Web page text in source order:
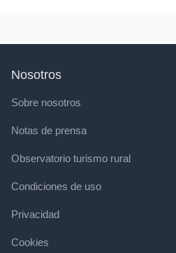
Nosotros
Sobre nosotros
Notas de prensa
Observatorio turismo rural
Condiciones de uso
Privacidad
Cookies